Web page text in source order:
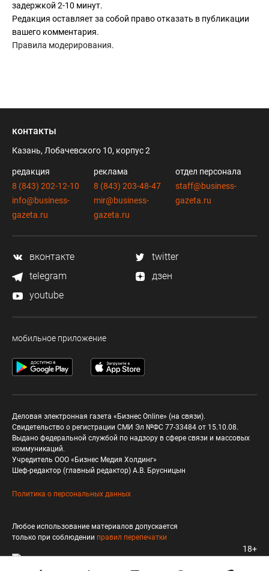
задержкой 2-10 минут.
Редакция оставляет за собой право отказать в публикации
вашего комментария.
Правила модерирования.
контакты
Казань, Лобачевского 10, корпус 2
редакция
8 (843) 202-12-10
info@business-
gazeta.ru
реклама
8 (843) 203-48-47
mir@business-
gazeta.ru
отдел персонала
staff@business-
gazeta.ru
вконтакте
twitter
telegram
дзен
youtube
мобильное приложение
Деловая электронная газета «Бизнес Online» (на связи).
Свидетельство о регистрации СМИ Эл №ФС 77-33484 от 15.10.08.
Выдано федеральной службой по надзору в сфере связи и массовых
коммуникаций.
Учредитель ООО «Бизнес Медия Холдинг»
Шеф-редактор (главный редактор) А.В. Брусницын
Политика о персональных данных
Любое использование материалов допускается
только при соблюдении правил перепечатки
18+